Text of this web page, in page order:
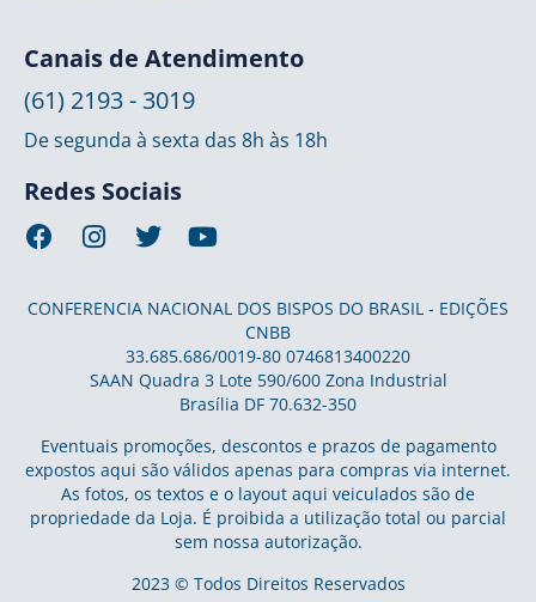
Canais de Atendimento
(61) 2193 - 3019
De segunda à sexta das 8h às 18h
Redes Sociais
CONFERENCIA NACIONAL DOS BISPOS DO BRASIL - EDIÇÕES
CNBB
33.685.686/0019-80 0746813400220
SAAN Quadra 3 Lote 590/600 Zona Industrial
Brasília DF 70.632-350
Eventuais promoções, descontos e prazos de pagamento
expostos aqui são válidos apenas para compras via internet.
As fotos, os textos e o layout aqui veiculados são de
propriedade da Loja. É proibida a utilização total ou parcial
sem nossa autorização.
2023 © Todos Direitos Reservados